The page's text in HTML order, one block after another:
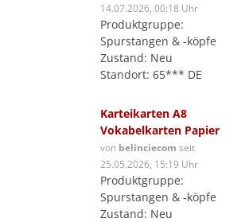
14.07.2026, 00:18 Uhr
Produktgruppe:
Spurstangen & -köpfe
Zustand: Neu
Standort: 65*** DE
Karteikarten A8
Vokabelkarten Papier
von belinciecom seit
25.05.2026, 15:19 Uhr
Produktgruppe:
Spurstangen & -köpfe
Zustand: Neu